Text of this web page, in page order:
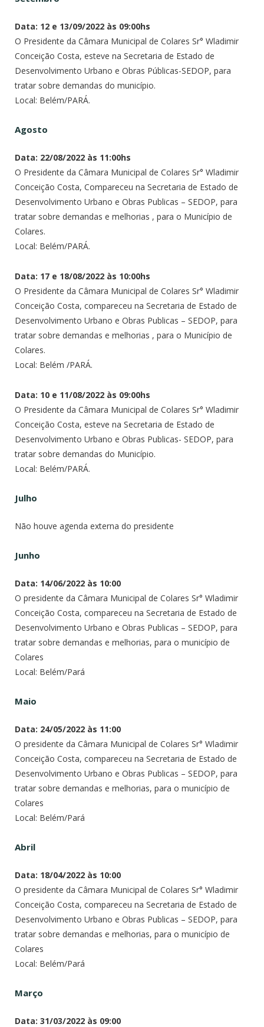
Data: 12 e 13/09/2022 às 09:00hs
O Presidente da Câmara Municipal de Colares Sr° Wladimir
Conceição Costa, esteve na Secretaria de Estado de
Desenvolvimento Urbano e Obras Públicas-SEDOP, para
tratar sobre demandas do município.
Local: Belém/PARÁ.
Agosto
Data: 22/08/2022 às 11:00hs
O Presidente da Câmara Municipal de Colares Sr° Wladimir
Conceição Costa, Compareceu na Secretaria de Estado de
Desenvolvimento Urbano e Obras Publicas – SEDOP, para
tratar sobre demandas e melhorias , para o Município de
Colares.
Local: Belém/PARÁ.
Data: 17 e 18/08/2022 às 10:00hs
O Presidente da Câmara Municipal de Colares Sr° Wladimir
Conceição Costa, compareceu na Secretaria de Estado de
Desenvolvimento Urbano e Obras Publicas – SEDOP, para
tratar sobre demandas e melhorias , para o Município de
Colares.
Local: Belém /PARÁ.
Data: 10 e 11/08/2022 às 09:00hs
O Presidente da Câmara Municipal de Colares Sr° Wladimir
Conceição Costa, esteve na Secretaria de Estado de
Desenvolvimento Urbano e Obras Publicas- SEDOP, para
tratar sobre demandas do Município.
Local: Belém/PARÁ.
Julho
Não houve agenda externa do presidente
Junho
Data: 14/06/2022 às 10:00
O presidente da Câmara Municipal de Colares Sr° Wladimir
Conceição Costa, compareceu na Secretaria de Estado de
Desenvolvimento Urbano e Obras Publicas – SEDOP, para
tratar sobre demandas e melhorias, para o município de
Colares
Local: Belém/Pará
Maio
Data: 24/05/2022 às 11:00
O presidente da Câmara Municipal de Colares Sr° Wladimir
Conceição Costa, compareceu na Secretaria de Estado de
Desenvolvimento Urbano e Obras Publicas – SEDOP, para
tratar sobre demandas e melhorias, para o município de
Colares
Local: Belém/Pará
Abril
Data: 18/04/2022 às 10:00
O presidente da Câmara Municipal de Colares Sr° Wladimir
Conceição Costa, compareceu na Secretaria de Estado de
Desenvolvimento Urbano e Obras Publicas – SEDOP, para
tratar sobre demandas e melhorias, para o município de
Colares
Local: Belém/Pará
Março
Data: 31/03/2022 às 09:00